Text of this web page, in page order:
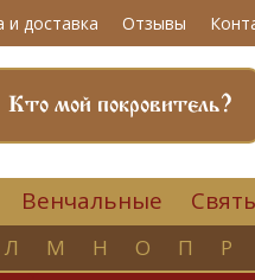
и доставка Отзывы
Кто мой покровитель?
Венчальные
Л М Н О П Р